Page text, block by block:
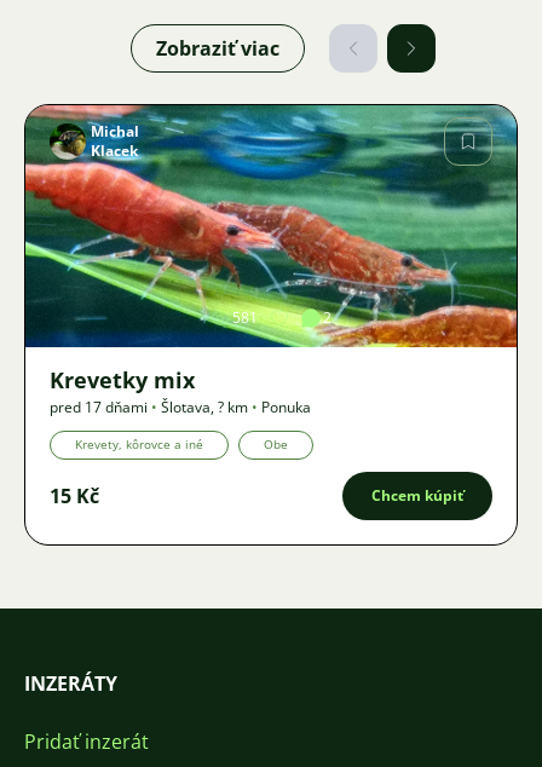
Zobraziť viac
Obrázok
Michal
Klacek
581 2
Krevetky mix
pred 17 dňami • Šlotava,? km • Ponuka
Krevety, kôrovce a iné Obe
15 Kč Chcem kúpiť
INZERÁTY
Pridať inzerát